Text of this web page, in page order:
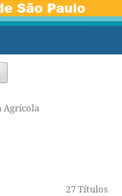
Agrícola
27 Títulos